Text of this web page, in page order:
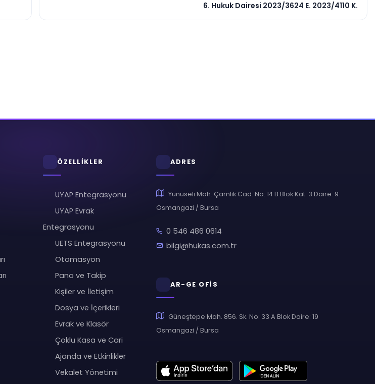
6. Hukuk Dairesi 2023/3624 E. 2023/4110 K.
ÖZELLİKLER
UYAP Entegrasyonu
UYAP Evrak
Entegrasyonu
UETS Entegrasyonu
Otomasyon
Pano ve Takip
Kişiler ve İletişim
Dosya ve İçerikleri
Evrak ve Klasör
Çoklu Kasa ve Cari
Ajanda ve Etkinlikler
Vekalet Yönetimi
ADRES
Yunuseli Mah. Çamlık Cad. No: 14 B Blok Kat: 3 Daire: 9
Osmangazi / Bursa
0 546 486 0614
bilgi@hukas.com.tr
AR-GE OFİS
Güneştepe Mah. 856. Sk. No: 33 A Blok Daire: 19
Osmangazi / Bursa